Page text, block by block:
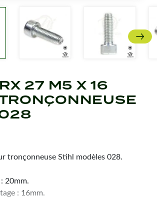
27 M5 X 16
tronçonneuse Stihl modèles 028.
20mm.
: 16mm.